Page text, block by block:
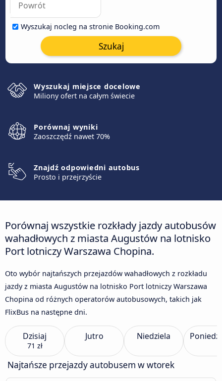
Wyszukaj nocleg na stronie Booking.com
Szukaj
Wyszukaj miejsce docelowe
Miliony ofert na całym świecie
Porównaj wyniki
Zaoszczędź nawet 70%
Znajdź odpowiedni autobus
Prosto i przejrzyście
Porównaj wszystkie rozkłady jazdy autobusów
wahadłowych z miasta Augustów na lotnisko
Port lotniczy Warszawa Chopina.
Oto wybór najtańszych przejazdów wahadłowych z rozkładu
jazdy z miasta Augustów na lotnisko Port lotniczy Warszawa
Chopina od różnych operatorów autobusowych, takich jak
FlixBus na następne dni.
Dzisiaj
71 zł
Jutro Niedziela
Najtańsze przejazdy autobusem w wtorek